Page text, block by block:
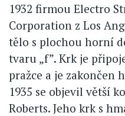
1932 firmou Electro
Corporation z Los
tělo s plochou horní
tvaru „f”. Krk je
pražce a je zakončen
1935 se objevil větší
Roberts. Jeho krk s